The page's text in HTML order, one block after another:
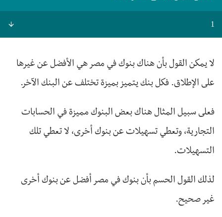
1
لا يمكن القول بأن هناك بنوك في مصر هي الأفضل عن غيرها
على الإطلاق. فكل بنك يتميز بميزة تختلف عن البنك الآخر.
فعلى سبيل المثال هناك بعض البنوك مميزة في الحسابات
التجارية، وتعطي تسهيلات عن بنوك أخرى، لا تعطي تلك
التسهيلات.
لذلك القول الحسم بأن بنوك في مصر أفضل عن بنوك أخرى
غير صحيح.